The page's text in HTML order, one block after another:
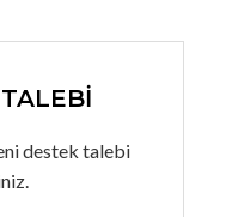
destek talebi